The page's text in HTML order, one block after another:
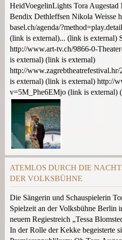
HeidVoegelinLights Tora Augestad
Bendix Dethleffsen Nikola Weisse
basel.ch/agenda/
(link is external)... (link is
http://www.art-tv.ch/9866-0-
is external) (link is external)
http://
is external) (link is external) http://
v=5M_Phe6EMjo (link is external)
ATEMLOS DURCH DIE
DER VOLKSBÜHNE
Die Sängerin und Schauspielerin
Spielzeit an der Volksbühne Berlin
neuem Regiestreich „Tessa
In der Rolle der Kekke begeisterte